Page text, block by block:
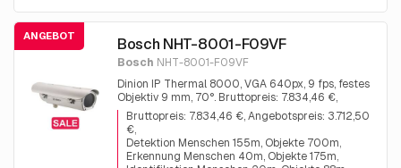
ANGEBOT Bosch NHT-8001-F09VF
Bosch NHT-8001-F09VF
Dinion IP Thermal 8000, VGA 640px, 9 fps, festes
Objektiv 9 mm, 70°. Bruttopreis: 7.834,46 €,
Angebotspreis: 3.712,50 €
Bruttopreis: 7.834,46 €, Angebotspreis: 3.712,50
€
Detektion Menschen 155m, Objekte 700m
Erkennung Menschen 40m, Objekte 175m